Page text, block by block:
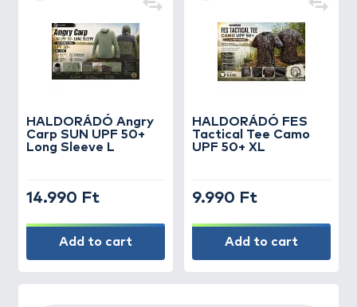
HALDORÁDÓ Angry
Carp SUN UPF 50+
Long Sleeve L
14.990 Ft
Add to cart
HALDORÁDÓ FES
Tactical Tee Camo
UPF 50+ XL
9.990 Ft
Add to cart